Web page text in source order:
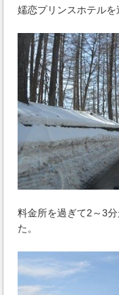
嬬恋プリンスホテル
料金所を過ぎて2～3
た。